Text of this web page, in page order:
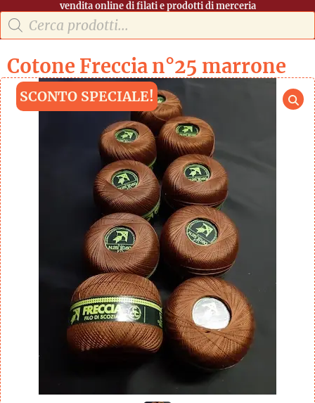
vendita online di filati e prodotti di merceria
Cotone Freccia n°25 marrone
SCONTO SPECIALE!